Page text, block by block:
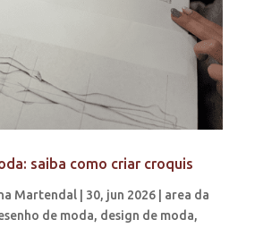
saiba como criar croquis
Martendal| 30, jun 2026| area da
de moda, design de moda,